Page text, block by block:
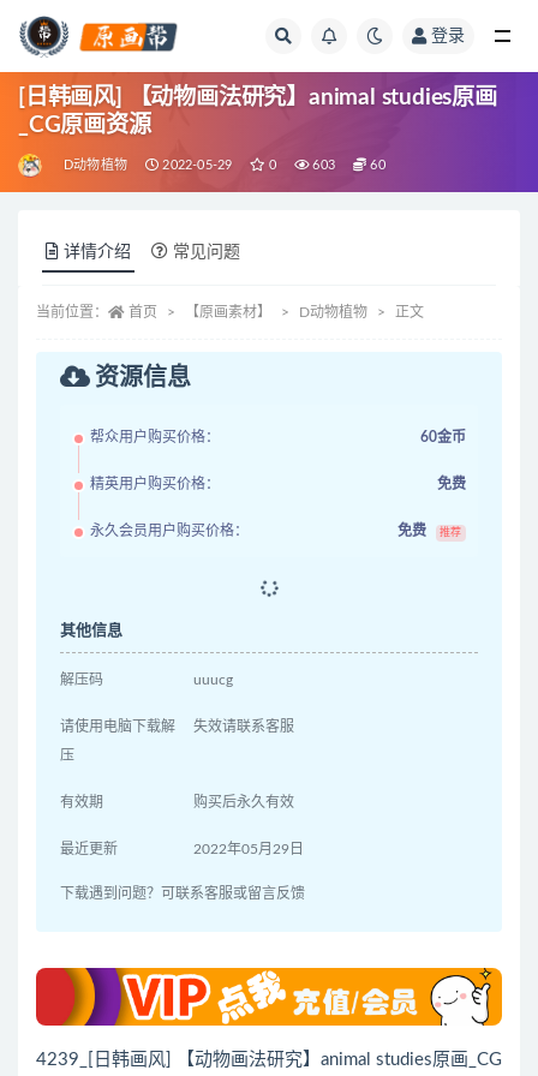
登录
[日韩画风] 【动物画法研究】animal studies原画
_CG原画资源
D动物植物 2022-05-29 0 603 60
详情介绍 常见问题
当前位置： 首页 【原画素材】 D动物植物 正文
资源信息
帮众用户购买价格： 60金币
精英用户购买价格： 免费
永久会员用户购买价格： 免费 推荐
其他信息
解压码 uuucg
请使用电脑下载解
压
失效请联系客服
有效期 购买后永久有效
最近更新 2022年05月29日
下载遇到问题？可联系客服或留言反馈
4239_[日韩画风] 【动物画法研究】animal studies原画_CG